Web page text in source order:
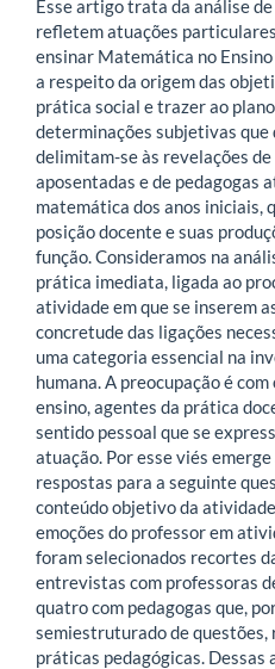
Esse artigo trata da análise
refletem atuações
ensinar Matemática no
a respeito da origem das
prática social e trazer ao
determinações subjetivas que
delimitam-se às revelações
aposentadas e de pedagogas
matemática dos anos iniciais,
posição docente e suas
função. Consideramos na
prática imediata, ligada ao
atividade em que se inserem
concretude das ligações
uma categoria essencial na
humana. A preocupação é
ensino, agentes da prática
sentido pessoal que se
atuação. Por esse viés
respostas para a seguinte
conteúdo objetivo da
emoções do professor em
foram selecionados recortes
entrevistas com professoras
quatro com pedagogas que,
semiestruturado de questões,
práticas pedagógicas.